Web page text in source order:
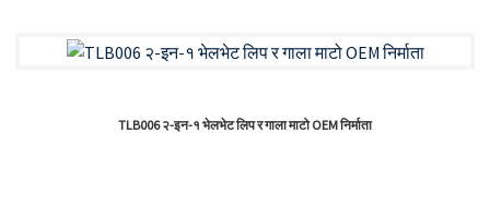
TLB006 २-इन-१ भेलभेट लिप र गाला माटो OEM निर्माता